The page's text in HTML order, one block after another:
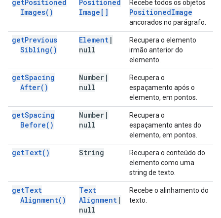
getPositioned
Images( )
Positioned
Image[]
Recebe todos os objetos
PositionedImage
ancorados no parágrafo.
getPrevious
Sibling( )
Element |
null
Recupera o elemento
irmão anterior do
elemento.
getSpacing
After( )
Number |
null
Recupera o
espaçamento após o
elemento, em pontos.
getSpacing
Before( )
Number |
null
Recupera o
espaçamento antes do
elemento, em pontos.
getText( ) String
Recupera o conteúdo do
elemento como uma
string de texto.
getText
Alignment( )
Text
Alignment |
null
Recebe o alinhamento do
texto.